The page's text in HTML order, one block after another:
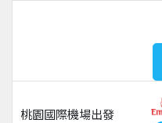
桃園國際機場出發